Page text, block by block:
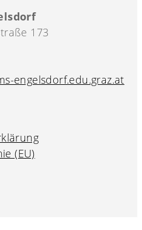
173
engelsdorf.edu.graz.at
(EU)